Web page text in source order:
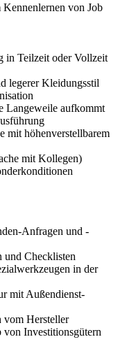
von Job
in Teilzeit oder Vollzeit
legerer Kleidungsstil
Langeweile aufkommt
mit höhenverstellbarem
mit Kollegen)
Anfragen und -
und Checklisten
in der
mit Außendienst-
vom Hersteller
von Investitionsgütern